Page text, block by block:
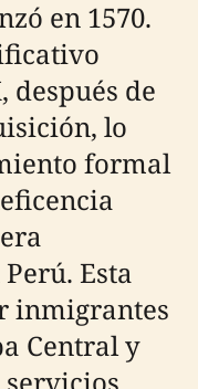
en 1570.
después de
lo
formal
Esta
inmigrantes
Central y